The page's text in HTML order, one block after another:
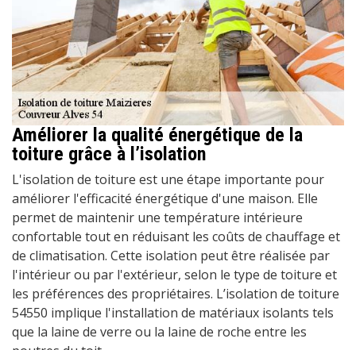
Améliorer la qualité énergétique de la
toiture grâce à l’isolation
L'isolation de toiture est une étape importante pour
améliorer l'efficacité énergétique d'une maison. Elle
permet de maintenir une température intérieure
confortable tout en réduisant les coûts de chauffage et
de climatisation. Cette isolation peut être réalisée par
l'intérieur ou par l'extérieur, selon le type de toiture et
les préférences des propriétaires. L’isolation de toiture
54550 implique l'installation de matériaux isolants tels
que la laine de verre ou la laine de roche entre les